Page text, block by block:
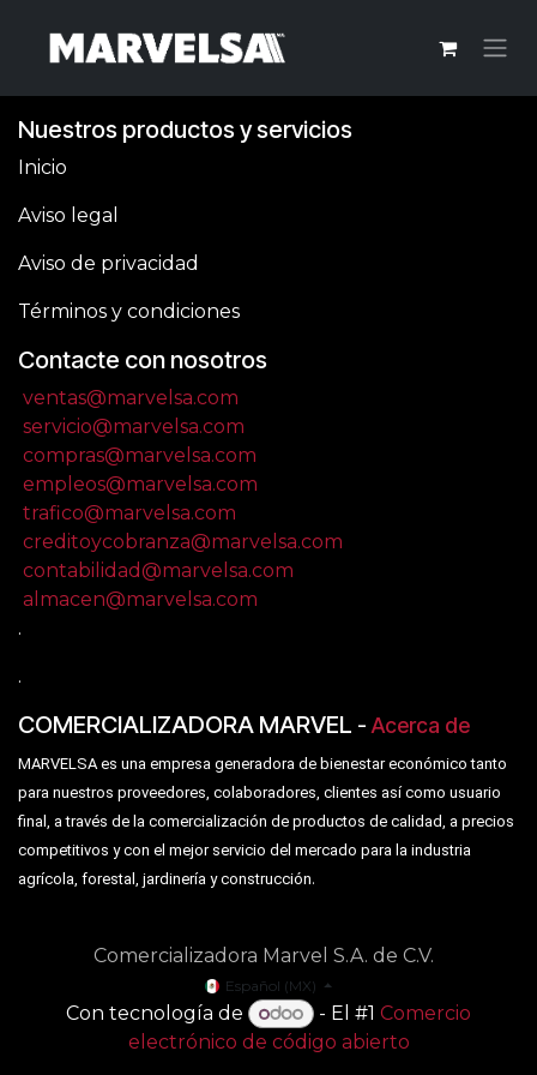
Nuestros productos y servicios
Inicio
Aviso legal
Aviso de privacidad
Términos y condiciones
Contacte con nosotros
ventas@marvelsa.com
servicio@marvelsa.com
compras@marvelsa.com
empleos@marvelsa.com
trafico@marvelsa.com
creditoycobranza@marvelsa.com
contabilidad@marvelsa.com
almacen@marvelsa.com
.
.
COMERCIALIZADORA MARVEL - Acerca de
MARVELSA es una empresa generadora de bienestar económico tanto
para nuestros proveedores, colaboradores, clientes así como usuario
final, a través de la comercialización de productos de calidad, a precios
competitivos y con el mejor servicio del mercado para la industria
agrícola, forestal, jardinería y construcción.
Comercializadora Marvel S.A. de C.V.
Español (MX)
Con tecnología de - El #1 Comercio
electrónico de código abierto